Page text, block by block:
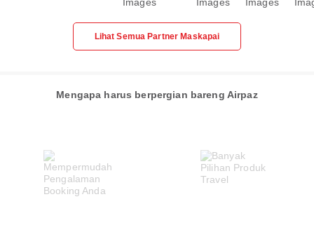
Lihat Semua Partner Maskapai
Mengapa harus berpergian bareng Airpaz